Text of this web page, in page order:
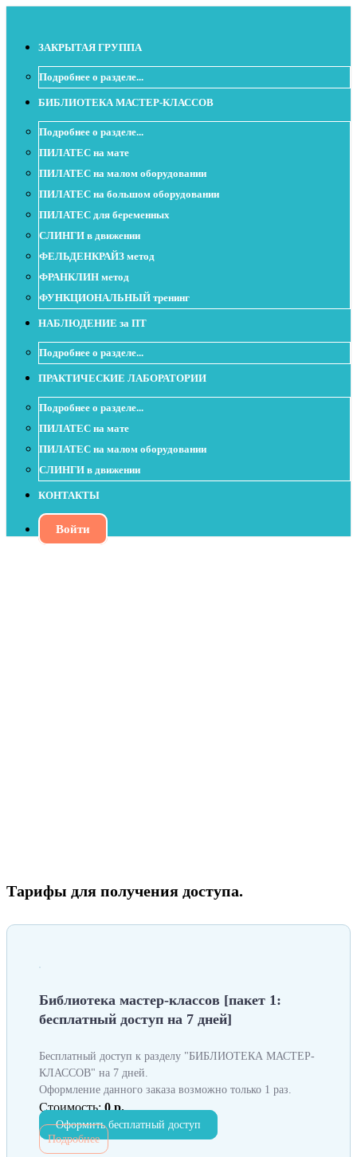
ЗАКРЫТАЯ ГРУППА
Подробнее о разделе...
БИБЛИОТЕКА МАСТЕР-КЛАССОВ
Подробнее о разделе...
ПИЛАТЕС на мате
ПИЛАТЕС на малом оборудовании
ПИЛАТЕС на большом оборудовании
ПИЛАТЕС для беременных
СЛИНГИ в движении
ФЕЛЬДЕНКРАЙЗ метод
ФРАНКЛИН метод
ФУНКЦИОНАЛЬНЫЙ тренинг
НАБЛЮДЕНИЕ за ПТ
Подробнее о разделе...
ПРАКТИЧЕСКИЕ ЛАБОРАТОРИИ
Подробнее о разделе...
ПИЛАТЕС на мате
ПИЛАТЕС на малом оборудовании
СЛИНГИ в движении
КОНТАКТЫ
Войти
Тарифы для получения доступа.
Библиотека мастер-классов [пакет 1:
бесплатный доступ на 7 дней]
Бесплатный доступ к разделу "БИБЛИОТЕКА МАСТЕР-
КЛАССОВ" на 7 дней.
Оформление данного заказа возможно только 1 раз.
Стоимость: 0 р.
Оформить бесплатный доступ
Подробнее